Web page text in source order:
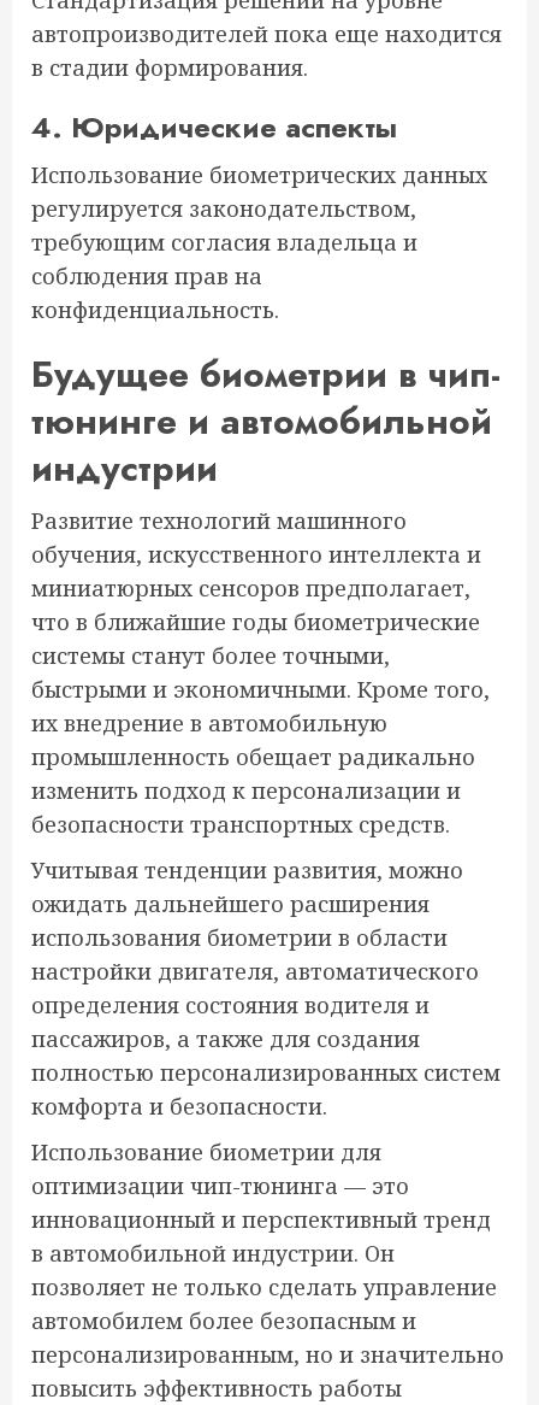
автопроизводителей пока еще находится
в стадии формирования.
4. Юридические аспекты
Использование биометрических данных
регулируется законодательством,
требующим согласия владельца и
соблюдения прав на
конфиденциальность.
Будущее биометрии в чип-
тюнинге и автомобильной
индустрии
Развитие технологий машинного
обучения, искусственного интеллекта и
миниатюрных сенсоров предполагает,
что в ближайшие годы биометрические
системы станут более точными,
быстрыми и экономичными. Кроме того,
их внедрение в автомобильную
промышленность обещает радикально
изменить подход к персонализации и
безопасности транспортных средств.
Учитывая тенденции развития, можно
ожидать дальнейшего расширения
использования биометрии в области
настройки двигателя, автоматического
определения состояния водителя и
пассажиров, а также для создания
полностью персонализированных систем
комфорта и безопасности.
Использование биометрии для
оптимизации чип-тюнинга — это
инновационный и перспективный тренд
в автомобильной индустрии. Он
позволяет не только сделать управление
автомобилем более безопасным и
персонализированным, но и значительно
повысить эффективность работы